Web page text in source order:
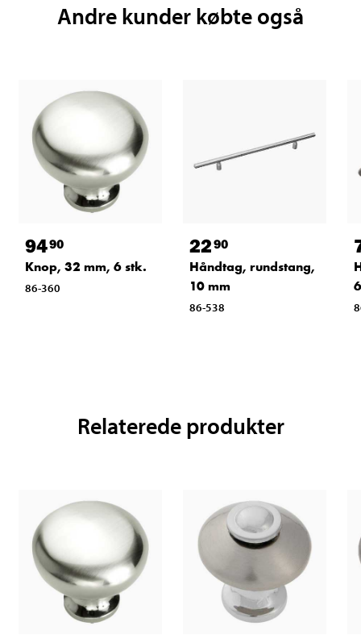
Andre kunder købte også
9490
Knop, 32 mm, 6 stk.
86-360
2290
Håndtag, rundstang,
10 mm
86-538
Relaterede produkter